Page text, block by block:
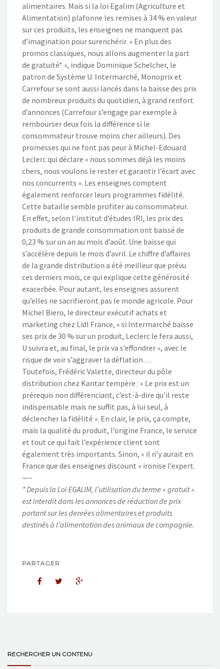
alimentaires. Mais si la loi Egalim (Agriculture et
Alimentation) plafonne les remises à 34 % en valeur
sur ces produits, les enseignes ne manquent pas
d’imagination pour surenchérir. « En plus des
promos classiques, nous allons augmenter la part
de gratuité* », indique Dominique Schelcher, le
patron de Système U. Intermarché, Monoprix et
Carrefour se sont aussi lancés dans la baisse des prix
de nombreux produits du quotidien, à grand renfort
d’annonces (Carrefour s’engage par exemple à
rembourser deux fois la différence si le
consommateur trouve moins cher ailleurs). Des
promesses qui ne font pas peur à Michel-Edouard
Leclerc qui déclare « nous sommes déjà les moins
chers, nous voulons le rester et garantir l’écart avec
nos concurrents ». Les enseignes comptent
également renforcer leurs programmes fidélité.
Cette bataille semble profiter au consommateur.
En effet, selon l’institut d’études IRI, les prix des
produits de grande consommation ont baissé de
0,23 % sur un an au mois d’août. Une baisse qui
s’accélère depuis le mois d’avril. Le chiffre d’affaires
de la grande distribution a été meilleur que prévu
ces derniers mois, ce qui explique cette générosité
exacerbée. Pour autant, les enseignes assurent
qu’elles ne sacrifieront pas le monde agricole. Pour
Michel Biero, le directeur exécutif achats et
marketing chez Lidl France, « si Intermarché baisse
ses prix de 30 % sur un produit, Leclerc le fera aussi,
U suivra et, au final, le prix va s’effondrer », avec le
risque de voir s’aggraver la déflation…
Toutefois, Frédéric Valette, directeur du pôle
distribution chez Kantar tempère : « Le prix est un
prérequis non différenciant, c’est-à-dire qu’il reste
indispensable mais ne suffit pas, à lui seul, à
déclencher la fidélité ». En clair, le prix, ça compte,
mais la qualité du produit, l’origine France, le service
et tout ce qui fait l’expérience client sont
également très importants. Sinon, « il n’y aurait en
France que des enseignes discount » ironise l’expert.
—–
* Depuis la Loi EGALIM, l’utilisation du terme « gratuit »
est interdit dans les annonces de réduction de prix
portant sur les denrées alimentaires et produits
destinés à l’alimentation des animaux de compagnie.
PARTAGER
RECHERCHER UN CONTENU